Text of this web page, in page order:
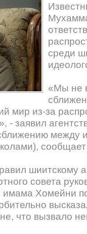
среди
«Мы не
мир из-за
- заявил
между
шиитскому
совета
имама Хомейни
что вызвало